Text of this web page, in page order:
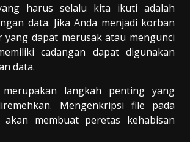
harus selalu kita ikuti adalah
data. Jika Anda menjadi korban
yang dapat merusak atau mengunci
cadangan dapat digunakan
data.
langkah penting yang
Mengenkripsi file pada
akan membuat peretas kehabisan